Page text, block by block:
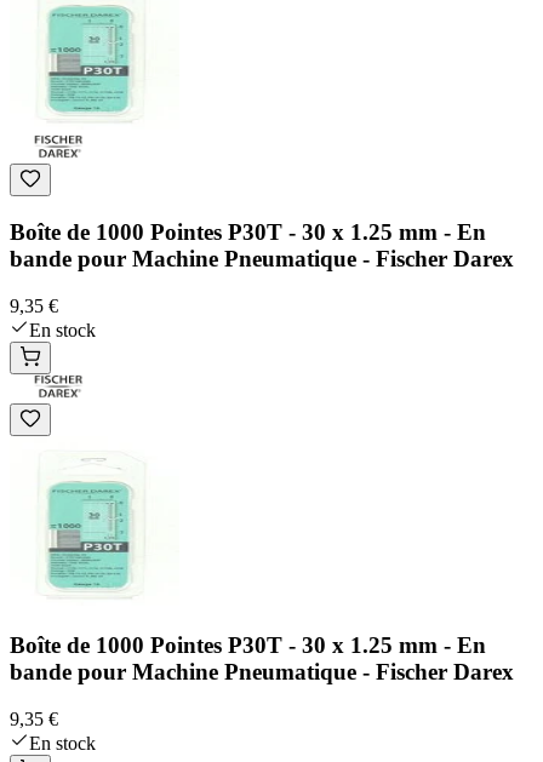
Boîte de 1000 Pointes P30T - 30 x 1.25 mm - En
bande pour Machine Pneumatique - Fischer Darex
9,35 €
En stock
Boîte de 1000 Pointes P30T - 30 x 1.25 mm - En
bande pour Machine Pneumatique - Fischer Darex
9,35 €
En stock